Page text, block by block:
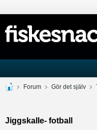
Forum Gör det själv
Jiggskalle- fotball